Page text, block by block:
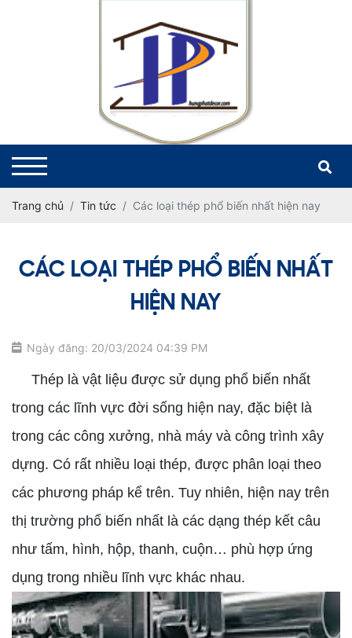
Trang chủ Tin tức Các loại thép phổ biến nhất hiện nay
CÁC LOẠI THÉP PHỔ BIẾN NHẤT
HIỆN NAY
Ngày đăng: 20/03/2024 04:39 PM
Thép là vật liệu được sử dụng phổ biến nhất
trong các lĩnh vực đời sống hiện nay, đặc biệt là
trong các công xưởng, nhà máy và công trình xây
dựng. Có rất nhiều loại thép, được phân loại theo
các phương pháp kể trên. Tuy nhiên, hiện nay trên
thị trường phổ biến nhất là các dạng thép kết câu
như tấm, hình, hộp, thanh, cuộn… phù hợp ứng
dụng trong nhiều lĩnh vực khác nhau.